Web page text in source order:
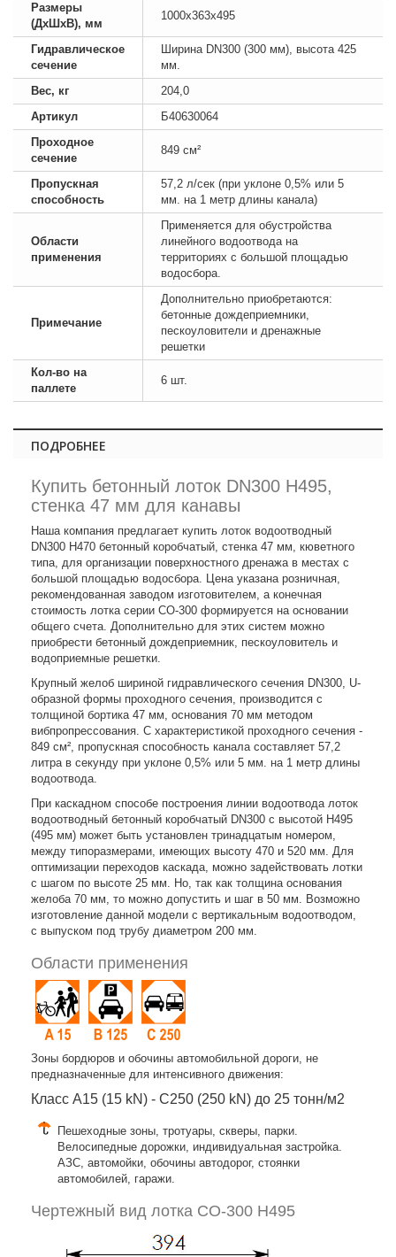
Размеры
(ДхШхВ), мм
1000х363х495
Гидравлическое
сечение
Ширина DN300 (300 мм), высота 425
мм.
Вес, кг
204,0
Артикул
Б40630064
Проходное
сечение
849 см²
Пропускная
способность
57,2 л/сек (при уклоне 0,5% или 5
мм. на 1 метр длины канала)
Области
применения
Применяется для обустройства
линейного водоотвода на
территориях с большой площадью
водосбора.
Примечание
Дополнительно приобретаются:
бетонные дождеприемники,
пескоуловители и дренажные
решетки
Кол-во на
паллете
6 шт.
ПОДРОБНЕЕ
Купить бетонный лоток DN300 H495,
стенка 47 мм для канавы
Наша компания предлагает купить лоток водоотводный
DN300 H470 бетонный коробчатый, стенка 47 мм, кюветного
типа, для организации поверхностного дренажа в местах с
большой площадью водосбора. Цена указана розничная,
рекомендованная заводом изготовителем, а конечная
стоимость лотка серии СО-300 формируется на основании
общего счета. Дополнительно для этих систем можно
приобрести бетонный дождеприемник, пескоуловитель и
водоприемные решетки.
Крупный желоб шириной гидравлического сечения DN300, U-
образной формы проходного сечения, производится с
толщиной бортика 47 мм, основания 70 мм методом
вибпропрессования. С характеристикой проходного сечения -
849 см², пропускная способность канала составляет 57,2
литра в секунду при уклоне 0,5% или 5 мм. на 1 метр длины
водоотвода.
При каскадном способе построения линии водоотвода лоток
водоотводный бетонный коробчатый DN300 с высотой Н495
(495 мм) может быть установлен тринадцатым номером,
между типоразмерами, имеющих высоту 470 и 520 мм. Для
оптимизации переходов каскада, можно задействовать лотки
с шагом по высоте 25 мм. Но, так как толщина основания
желоба 70 мм, то можно допустить и шаг в 50 мм. Возможно
изготовление данной модели с вертикальным водоотводом,
с выпуском под трубу диаметром 200 мм.
Области применения
Зоны бордюров и обочины автомобильной дороги, не
предназначенные для интенсивного движения:
Класс A15 (15 kN) - C250 (250 kN) до 25 тонн/м2
Пешеходные зоны, тротуары, скверы, парки.
Велосипедные дорожки, индивидуальная застройка.
АЗС, автомойки, обочины автодорог, стоянки
автомобилей, гаражи.
Чертежный вид лотка СО-300 H495